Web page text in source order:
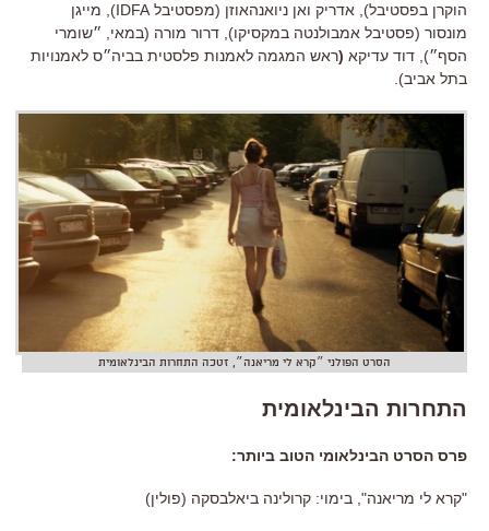
הוקרן בפסטיבל), אדריק ואן ניואנהאוזן (מפסטיבל IDFA), מייגן
מונסור (פסטיבל אמבולנטה במקסיקו), דרור מורה (במאי, ״שומרי
הסף״), דוד עדיקא (ראש המגמה לאמנות פלסטית בביה״ס לאמנויות
בתל אביב).
הסרט הפולני ״קרא לי מריאנה״, זטכה התחרות הבינלאומית
התחרות הבינלאומית
פרס הסרט הבינלאומי הטוב ביותר:
"קרא לי מריאנה", בימוי: קרולינה ביאלבסקה (פולין)